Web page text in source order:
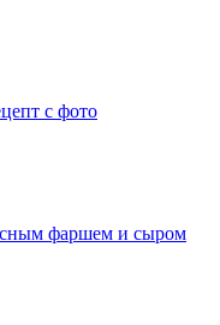
с фото
фаршем и сыром